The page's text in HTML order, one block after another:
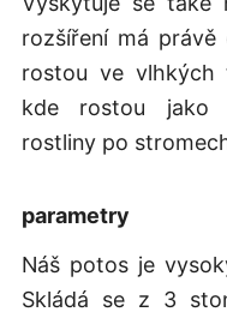
rozšíření má
rostou ve vlhkých
kde rostou jako
rostliny po
parametry
Náš potos je
Skládá se z 3